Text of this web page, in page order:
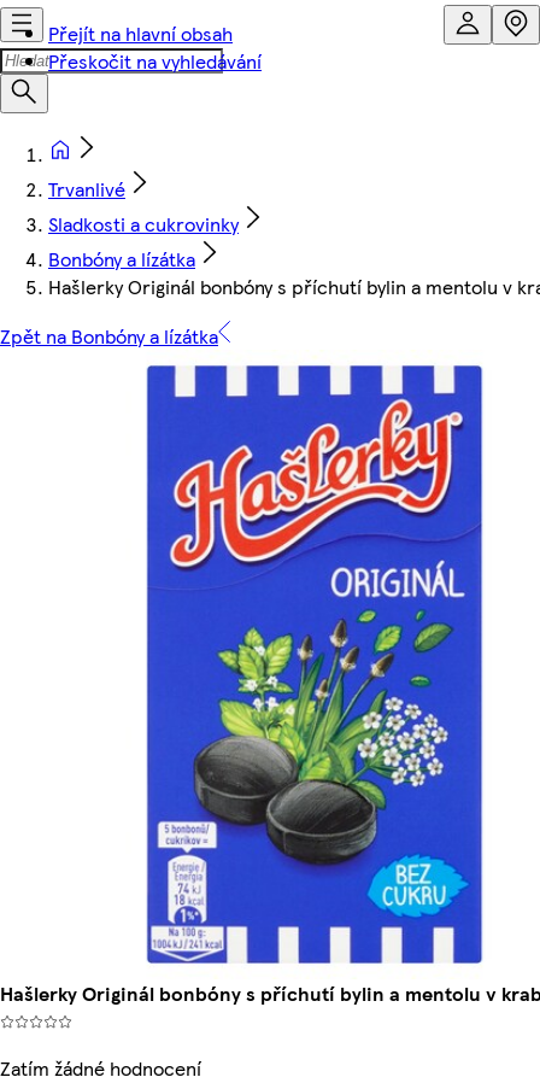
Přejít na hlavní obsah
Přeskočit na vyhledávání
Trvanlivé
Sladkosti a cukrovinky
Bonbóny a lízátka
Hašlerky Originál bonbóny s příchutí bylin a mentolu v
Zpět na Bonbóny a lízátka
Hašlerky Originál bonbóny s příchutí bylin a mentolu v
Zatím žádné hodnocení